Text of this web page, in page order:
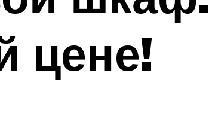
цене!